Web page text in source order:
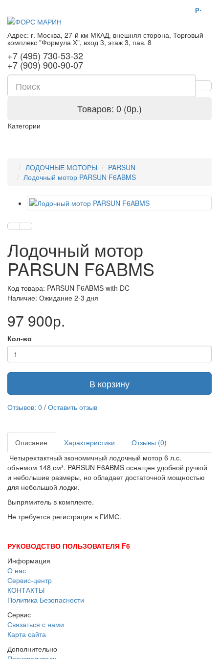
р.
Адрес: г. Москва, 27-й км МКАД, внешняя сторона, Торговый
комплекс "Формула Х", вход 3, этаж 3, пав. 8
+7 (495) 730-53-32
+7 (909) 900-90-07
Товаров: 0 (0р.)
Категории
ЛОДОЧНЫЕ МОТОРЫ
PARSUN
Лодочный мотор PARSUN F6ABMS
Лодочный мотор
PARSUN F6ABMS
Код товара: PARSUN F6ABMS with DC
Наличие: Ожидание 2-3 дня
97 900р.
Кол-во
В корзину
Отзывов: 0 / Оставить отзыв
Описание Характеристики
Отзывы (0)
Четырехтактный экономичный лодочный мотор 6 л.с.
объемом 148 см³. PARSUN F6ABMS оснащен удобной ручкой
и небольшие размеры, но обладает достаточной мощностью
для небольшой лодки.
Выпрямитель в комплекте.
Не требуется регистрация в ГИМС.
РУКОВОДСТВО ПОЛЬЗОВАТЕЛЯ F6
Информация
О нас
Сервис-центр
КОНТАКТЫ
Политика Безопасности
Сервис
Связаться с нами
Карта сайта
Дополнительно